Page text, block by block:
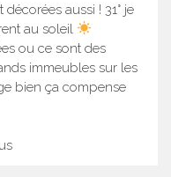
aussi ! 31° je
au soleil
ou ce sont des
immeubles sur les
bien ça compense